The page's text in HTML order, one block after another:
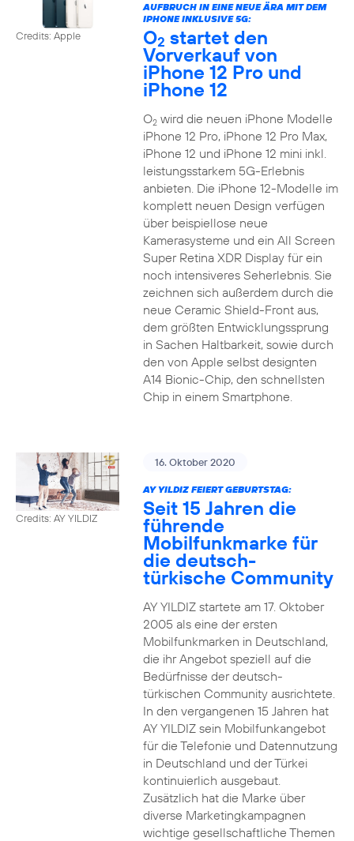
Credits: Apple
AUFBRUCH IN EINE NEUE ÄRA MIT DEM
IPHONE INKLUSIVE 5G:
O2 startet den
Vorverkauf von
iPhone 12 Pro und
iPhone 12
O2wird die neuen iPhone Modelle
iPhone 12 Pro, iPhone 12 Pro Max,
iPhone 12 und iPhone 12 mini inkl.
leistungsstarkem 5G-Erlebnis
anbieten. Die iPhone 12-Modelle im
komplett neuen Design verfügen
über beispiellose neue
Kamerasysteme und ein All Screen
Super Retina XDR Display für ein
noch intensiveres Seherlebnis. Sie
zeichnen sich außerdem durch die
neue Ceramic Shield-Front aus,
dem größten Entwicklungssprung
in Sachen Haltbarkeit, sowie durch
den von Apple selbst designten
A14 Bionic-Chip, den schnellsten
Chip in einem Smartphone.
Credits: AY YILDIZ
16. Oktober 2020
AY YILDIZ FEIERT GEBURTSTAG:
Seit 15 Jahren die
führende
Mobilfunkmarke für
die deutsch-
türkische Community
AY YILDIZ startete am 17. Oktober
2005 als eine der ersten
Mobilfunkmarken in Deutschland,
die ihr Angebot speziell auf die
Bedürfnisse der deutsch-
türkischen Community ausrichtete.
In den vergangenen 15 Jahren hat
AY YILDIZ sein Mobilfunkangebot
für die Telefonie und Datennutzung
in Deutschland und der Türkei
kontinuierlich ausgebaut.
Zusätzlich hat die Marke über
diverse Marketingkampagnen
wichtige gesellschaftliche Themen